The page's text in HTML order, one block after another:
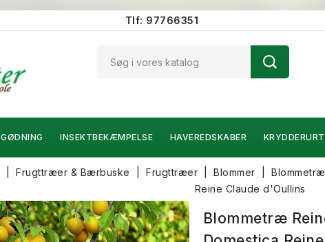
Tlf: 97766351
GØDNING INSEKTBEKÆMPELSE HAVEREDSKABER
Frugttræer & Bærbuske Frugttræer Blommer
Reine Claude d'Oullins
Blommetræ